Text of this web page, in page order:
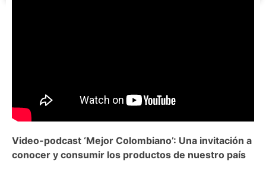
Video-podcast ‘Mejor Colombiano’: Una invitación a
conocer y consumir los productos de nuestro país